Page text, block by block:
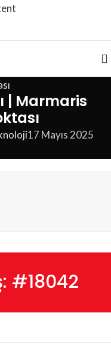
| Marmaris
17 Mayıs 2025
#18042